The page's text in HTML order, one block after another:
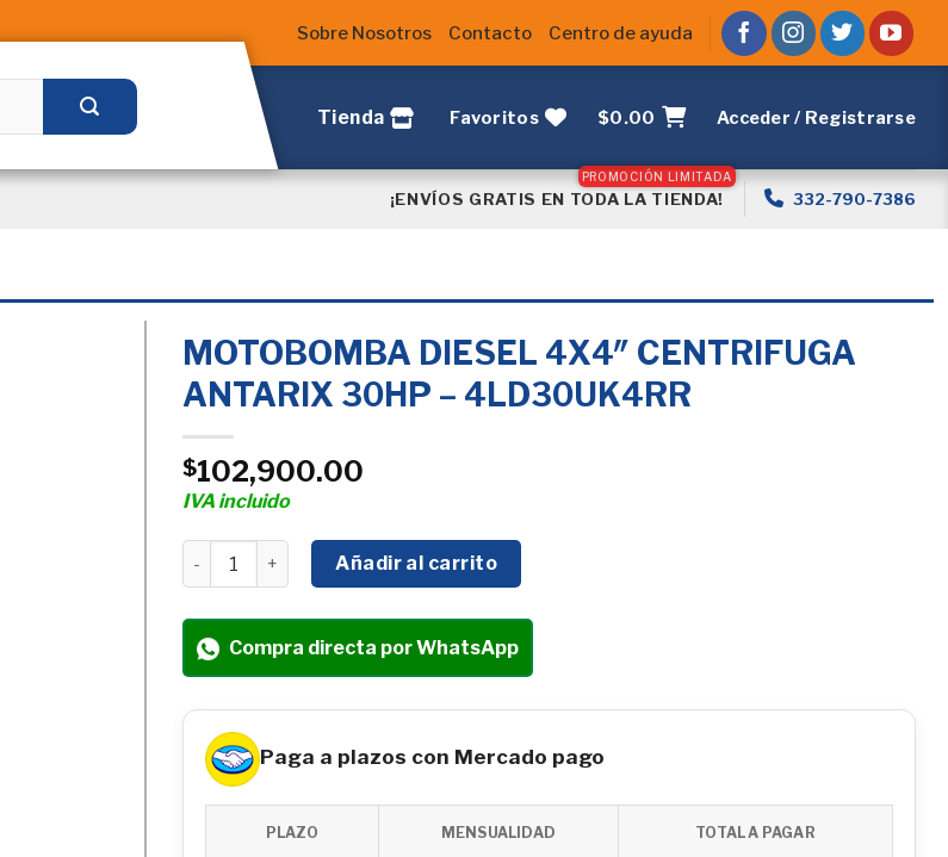
Sobre Nosotros Contacto Centro de ayuda
Tienda Favoritos $0.00 Acceder / Registrarse
¡ENVÍOS GRATIS EN TODA LA TIENDA! 332-790-7386
MOTOBOMBA DIESEL 4X4″ CENTRIFUGA
ANTARIX 30HP – 4LD30UK4RR
$102,900.00
IVA incluido
MOTOBOMBA DIESEL 4X4" CENTRIFUGA ANTARIX 30HP - 4LD30UK4RR cantidad
Añadir al carrito
Compra directa por WhatsApp
Paga a plazos con Mercado pago
PLAZO MENSUALIDAD TOTAL A PAGAR